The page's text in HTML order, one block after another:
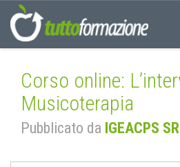
Corso online:
Musicoterapia
Pubblicato da IGEACPS